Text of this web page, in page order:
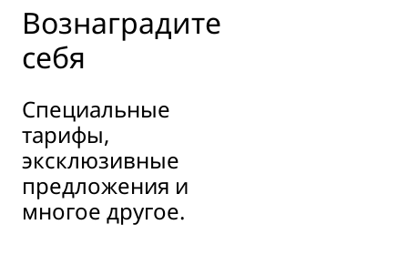
Вознаградите
себя
Специальные
тарифы,
эксклюзивные
предложения и
многое другое.